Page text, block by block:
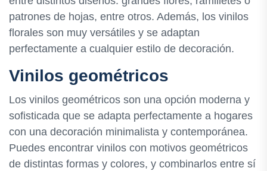
patrones de hojas, entre otros. Además, los vinilos
florales son muy versátiles y se adaptan
perfectamente a cualquier estilo de decoración.
Vinilos geométricos
Los vinilos geométricos son una opción moderna y
sofisticada que se adapta perfectamente a hogares
con una decoración minimalista y contemporánea.
Puedes encontrar vinilos con motivos geométricos
de distintas formas y colores, y combinarlos entre sí